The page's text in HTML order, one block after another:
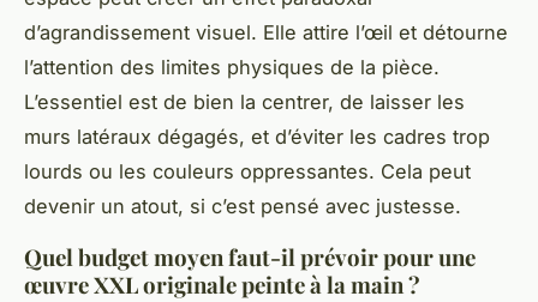
d’agrandissement visuel. Elle attire l’œil et détourne
l’attention des limites physiques de la pièce.
L’essentiel est de bien la centrer, de laisser les
murs latéraux dégagés, et d’éviter les cadres trop
lourds ou les couleurs oppressantes. Cela peut
devenir un atout, si c’est pensé avec justesse.
Quel budget moyen faut-il prévoir pour une
œuvre XXL originale peinte à la main ?